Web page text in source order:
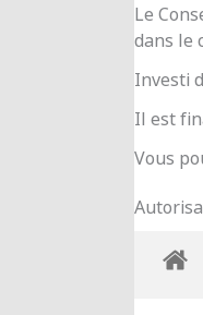
Le
dans le
Investi
Il est
Vous